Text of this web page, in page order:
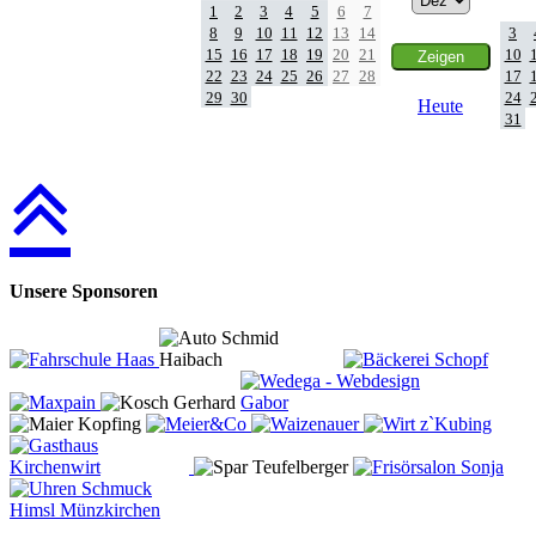
1
2 3 4 5 6
7
8
9 10 11 12 13
14
15 16 17 18 19 20
21
22 23 24 25 26 27
28
29 30 Heute
3
10
17
24
31
Unsere Sponsoren